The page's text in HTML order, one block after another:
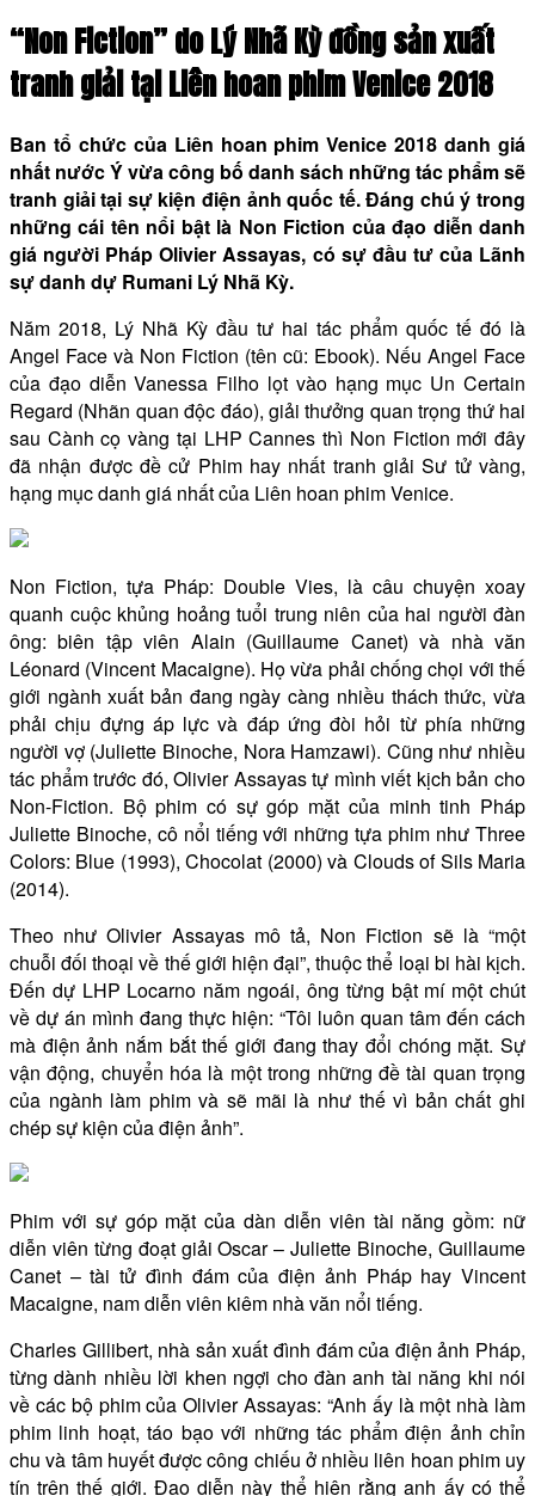
“Non Fiction” do Lý Nhã Kỳ đồng sản xuất
tranh giải tại Liên hoan phim Venice 2018
Ban tổ chức của Liên hoan phim Venice 2018 danh giá
nhất nước Ý vừa công bố danh sách những tác phẩm sẽ
tranh giải tại sự kiện điện ảnh quốc tế. Đáng chú ý trong
những cái tên nổi bật là Non Fiction của đạo diễn danh
giá người Pháp Olivier Assayas, có sự đầu tư của Lãnh
sự danh dự Rumani Lý Nhã Kỳ.
Năm 2018, Lý Nhã Kỳ đầu tư hai tác phẩm quốc tế đó là
Angel Face và Non Fiction (tên cũ: Ebook). Nếu Angel Face
của đạo diễn Vanessa Filho lọt vào hạng mục Un Certain
Regard (Nhãn quan độc đáo), giải thưởng quan trọng thứ hai
sau Cành cọ vàng tại LHP Cannes thì Non Fiction mới đây
đã nhận được đề cử Phim hay nhất tranh giải Sư tử vàng,
hạng mục danh giá nhất của Liên hoan phim Venice.
Non Fiction, tựa Pháp: Double Vies, là câu chuyện xoay
quanh cuộc khủng hoảng tuổi trung niên của hai người đàn
ông: biên tập viên Alain (Guillaume Canet) và nhà văn
Léonard (Vincent Macaigne). Họ vừa phải chống chọi với thế
giới ngành xuất bản đang ngày càng nhiều thách thức, vừa
phải chịu đựng áp lực và đáp ứng đòi hỏi từ phía những
người vợ (Juliette Binoche, Nora Hamzawi). Cũng như nhiều
tác phẩm trước đó, Olivier Assayas tự mình viết kịch bản cho
Non-Fiction. Bộ phim có sự góp mặt của minh tinh Pháp
Juliette Binoche, cô nổi tiếng với những tựa phim như Three
Colors: Blue (1993), Chocolat (2000) và Clouds of Sils Maria
(2014).
Theo như Olivier Assayas mô tả, Non Fiction sẽ là “một
chuỗi đối thoại về thế giới hiện đại”, thuộc thể loại bi hài kịch.
Đến dự LHP Locarno năm ngoái, ông từng bật mí một chút
về dự án mình đang thực hiện: “Tôi luôn quan tâm đến cách
mà điện ảnh nắm bắt thế giới đang thay đổi chóng mặt. Sự
vận động, chuyển hóa là một trong những đề tài quan trọng
của ngành làm phim và sẽ mãi là như thế vì bản chất ghi
chép sự kiện của điện ảnh”.
Phim với sự góp mặt của dàn diễn viên tài năng gồm: nữ
diễn viên từng đoạt giải Oscar – Juliette Binoche, Guillaume
Canet – tài tử đình đám của điện ảnh Pháp hay Vincent
Macaigne, nam diễn viên kiêm nhà văn nổi tiếng.
Charles Gillibert, nhà sản xuất đình đám của điện ảnh Pháp,
từng dành nhiều lời khen ngợi cho đàn anh tài năng khi nói
về các bộ phim của Olivier Assayas: “Anh ấy là một nhà làm
phim linh hoạt, táo bạo với những tác phẩm điện ảnh chỉn
chu và tâm huyết được công chiếu ở nhiều liên hoan phim uy
tín trên thế giới. Đạo diễn này thể hiện rằng anh ấy có thể